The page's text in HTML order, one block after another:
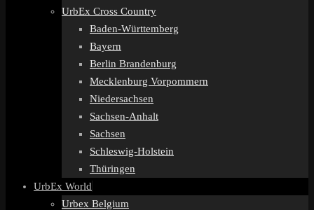
UrbEx Cross Country
Baden-Württemberg
Bayern
Berlin Brandenburg
Mecklenburg Vorpommern
Niedersachsen
Sachsen-Anhalt
Sachsen
Schleswig-Holstein
Thüringen
UrbEx World
Urbex Belgium